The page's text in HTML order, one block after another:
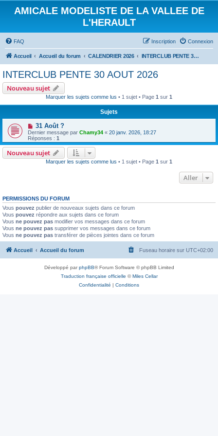
AMICALE MODELISTE DE LA VALLEE DE
L'HERAULT
FAQ Connexion
Inscription
Accueil Accueil du forum CALENDRIER 2026 INTERCLUB PENTE 30 AOUT 2026
INTERCLUB PENTE 30 AOUT 2026
Nouveau sujet
Marquer les sujets comme lus • 1 sujet • Page 1 sur 1
Sujets
31 Août ?
Dernier message par Chamy34 « 20 janv. 2026, 18:27
Réponses : 1
Nouveau sujet
Marquer les sujets comme lus • 1 sujet • Page 1 sur 1
Aller
PERMISSIONS DU FORUM
Vous pouvez publier de nouveaux sujets dans ce forum
Vous pouvez répondre aux sujets dans ce forum
Vous ne pouvez pas modifier vos messages dans ce forum
Vous ne pouvez pas supprimer vos messages dans ce forum
Vous ne pouvez pas transférer de pièces jointes dans ce forum
Accueil Accueil du forum Fuseau horaire sur UTC+02:00
Développé parphpBB® Forum Software © phpBB Limited
Traduction française officielle ©Miles Cellar
Confidentialité | Conditions